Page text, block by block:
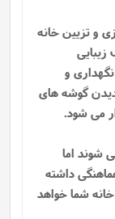
و تزیین خانه
و
گوشه ‌های
می‌ شود.
شوند اما
داشته
شما خواهد